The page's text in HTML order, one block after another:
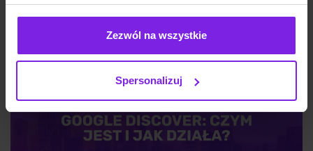
Zezwól na wszystkie
Spersonalizuj